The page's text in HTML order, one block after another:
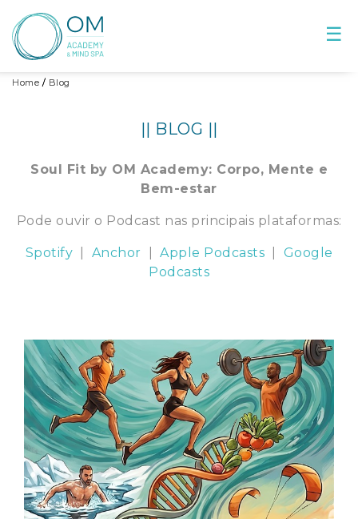
☰
Home Blog
Home Blog
|| BLOG ||
Soul Fit by OM Academy: Corpo, Mente e
Bem-estar
Pode ouvir o Podcast nas principais plataformas:
Spotify Anchor Apple Podcasts
Google
Podcasts